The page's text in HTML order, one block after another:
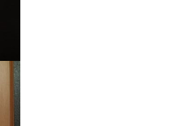
。
、無料のチケットあ
しーです。かわい